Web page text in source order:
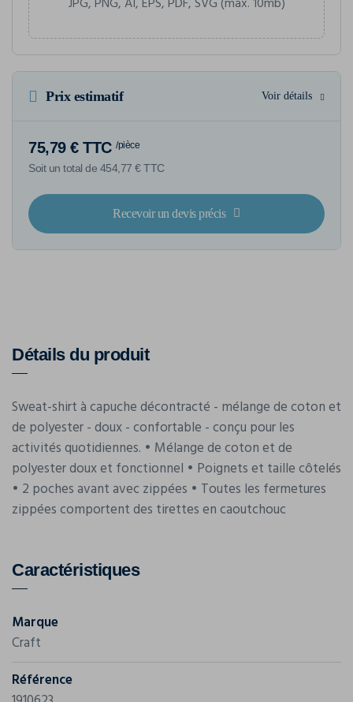
Prix estimatif Voir détails
75,79 € TTC /pièce
Soit un total de 454,77 € TTC
Recevoir un devis précis
Détails du produit
Sweat-shirt à capuche décontracté - mélange de coton et
de polyester - doux - confortable - conçu pour les
activités quotidiennes. • Mélange de coton et de
polyester doux et fonctionnel • Poignets et taille côtelés
• 2 poches avant avec zippées • Toutes les fermetures
zippées comportent des tirettes en caoutchouc
Caractéristiques
Marque
Craft
Référence